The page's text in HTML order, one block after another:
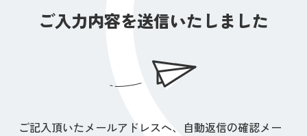
ご入力内容を送信いたしました
ご記入頂いたメールアドレスへ、自動返信の確認メー